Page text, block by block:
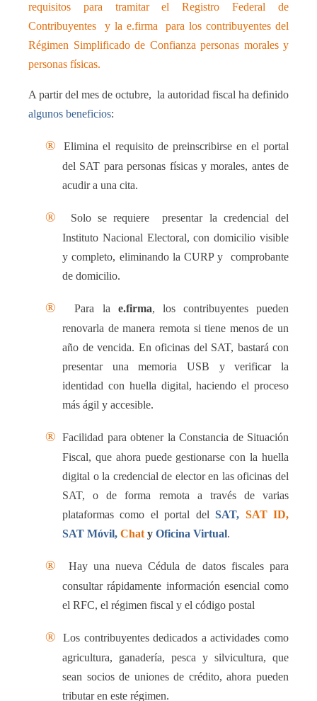
requisitos para tramitar el Registro Federal de
Contribuyentes
y la e.firma
para los contribuyentes del
Régimen Simplificado de Confianza personas morales y
personas físicas.
A partir del mes de octubre, la autoridad fiscal ha definido
algunos beneficios:
® Elimina el requisito de preinscribirse en el portal
del SAT para personas físicas y morales, antes de
acudir a una cita.
® Solo se requiere
presentar la credencial del
Instituto Nacional Electoral, con domicilio visible
y completo, eliminando la CURP y
comprobante
de domicilio.
® Para la e.firma, los contribuyentes pueden
renovarla de manera remota si tiene menos de un
año de vencida. En oficinas del SAT, bastará con
presentar una memoria USB y verificar la
identidad con huella digital, haciendo el proceso
más ágil y accesible.
®
Facilidad para obtener la Constancia de Situación
Fiscal, que ahora puede gestionarse con la huella
digital o la credencial de elector en las oficinas del
SAT, o de forma remota a través de varias
plataformas como el portal delSAT, SAT ID,
SAT Móvil, Chat y Oficina Virtual.
®
Hay una nueva Cédula de datos fiscales para
consultar rápidamente información esencial como
el RFC, el régimen fiscal y el código postal
®
Los contribuyentes dedicados a actividades como
agricultura, ganadería, pesca y silvicultura, que
sean socios de uniones de crédito, ahora pueden
tributar en este régimen.